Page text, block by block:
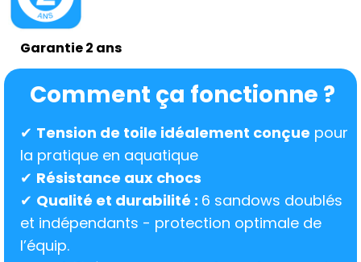
Garantie 2 ans
Comment ça fonctionne ?
✔ Tension de toile idéalement conçue pour
la pratique en aquatique
✔ Résistance aux chocs
✔ Qualité et durabilité : 6 sandows doublés
et indépendants - protection optimale de
l’équip.